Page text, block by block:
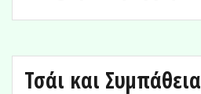
Τσάι και Συμπάθεια